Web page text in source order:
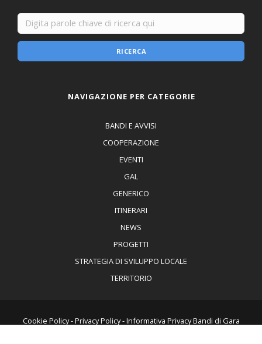
RICERCA
NAVIGAZIONE PER CATEGORIE
BANDI E AVVISI
COOPERAZIONE
EVENTI
GAL
GENERICO
ITINERARI
NEWS
PROGETTI
STRATEGIA DI SVILUPPO LOCALE
TERRITORIO
Cookie Policy-Privacy Policy-Informativa Privacy Bandi di Gara